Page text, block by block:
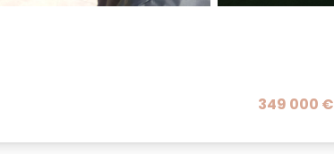
349 000 €